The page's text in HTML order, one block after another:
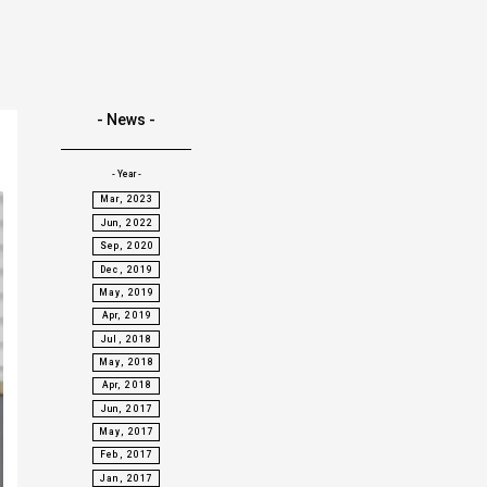
- News -
- Year -
Mar, 2023
Jun, 2022
Sep, 2020
Dec, 2019
May, 2019
Apr, 2019
Jul, 2018
May, 2018
Apr, 2018
Jun, 2017
May, 2017
Feb, 2017
Jan, 2017